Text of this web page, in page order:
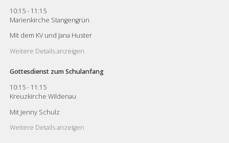
10:15- 11:15
Marienkirche Stangengrün
Mit dem KV und Jana Huster
Weitere Details anzeigen
Gottesdienst zum Schulanfang
10:15- 11:15
Kreuzkirche Wildenau
Mit Jenny Schulz
Weitere Details anzeigen